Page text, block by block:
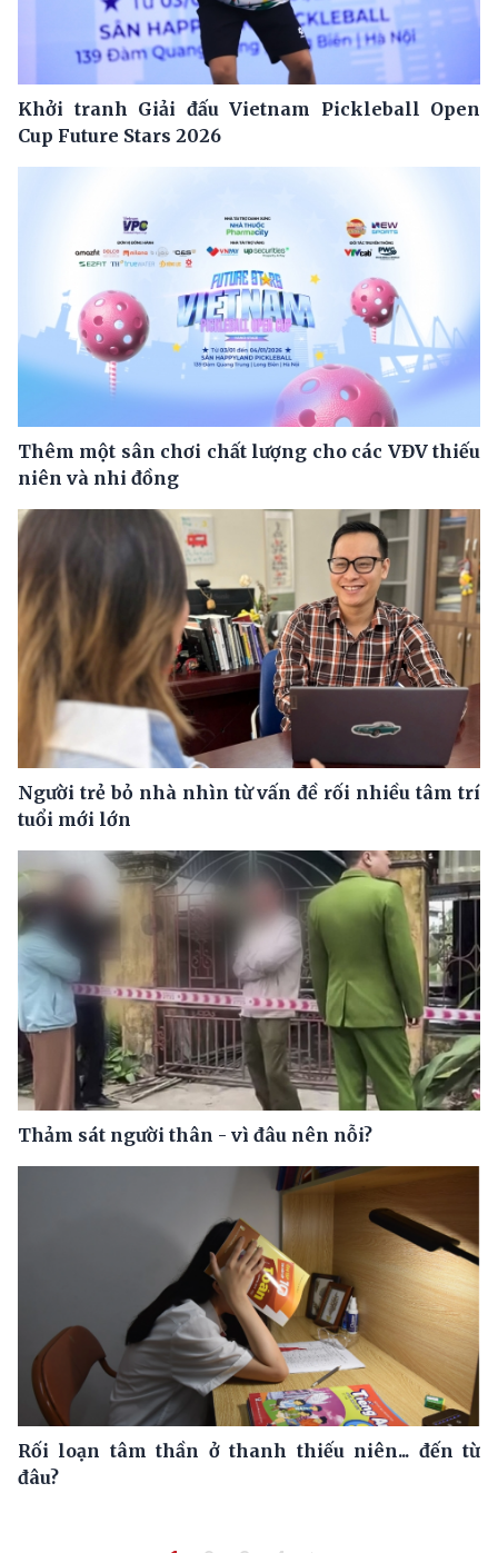
Khởi tranh Giải đấu Vietnam Pickleball Open
Cup Future Stars 2026
Thêm một sân chơi chất lượng cho các VĐV thiếu
niên và nhi đồng
Người trẻ bỏ nhà nhìn từ vấn đề rối nhiều tâm trí
tuổi mới lớn
Thảm sát người thân - vì đâu nên nỗi?
Rối loạn tâm thần ở thanh thiếu niên... đến từ
đâu?